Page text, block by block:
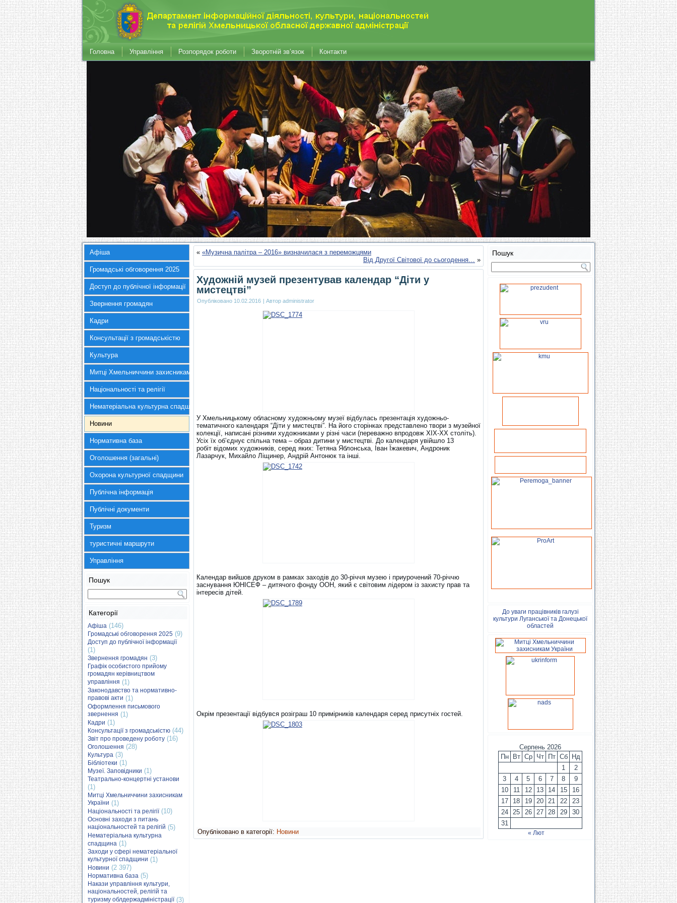
Головна Управління Розпорядок роботи Зворотній зв’язок Контакти
Афіша
Громадські обговорення 2025
Доступ до публічної інформації
Звернення громадян
Кадри
Консультації з громадськістю
Культура
Митці Хмельниччини захисникам України
Національності та релігії
Нематеріальна культурна спадщина
Новини
Нормативна база
Оголошення (загальні)
Охорона культурної спадщини
Публічна інформація
Публічні документи
Туризм
туристичні маршрути
Управління
Пошук
Категорії
Афіша (146)
Громадські обговорення 2025 (9)
Доступ до публічної інформації
(1)
Звернення громадян (3)
Графік особистого прийому
громадян керівництвом
управління (1)
Законодавство та нормативно-
правові акти (1)
Оформлення письмового
звернення (1)
Кадри (1)
Консультації з громадськістю (44)
Звіт про проведену роботу (16)
Оголошення (28)
Культура (3)
Бібліотеки (1)
Музеї. Заповідники (1)
Театрально-концертні установи
(1)
Митці Хмельниччини захисникам
України (1)
Національності та релігії(10)
Основні заходи з питань
національностей та релігій (5)
Нематеріальна культурна
спадщина (1)
Заходи у сфері нематеріальної
культурної спадщини (1)
Новини (2 397)
Нормативна база (5)
Накази управління культури,
національностей, релігій та
туризму облдержадміністрації(3)
« «Музична палітра – 2016» визначилася з переможцями
Від Другої Світової до сьогодення… »
Художній музей презентував календар “Діти у
мистецтві”
Опубліковано 10.02.2016 | Автор administrator
У Хмельницькому обласному художньому музеї відбулась презентація художньо-
тематичного календаря “Діти у мистецтві”. На його сторінках представлено твори з музейної
колекції, написані різними художниками у різні часи (переважно впродовж ХІХ-ХХ століть).
Усіх їх об’єднує спільна тема – образ дитини у мистецтві. До календаря увійшло 13
робіт відомих художників, серед яких: Тетяна Яблонська, Іван Їжакевич, Андроник
Лазарчук, Михайло Ліщинер, Андрій Антонюк та інші.
Календар вийшов друком в рамках заходів до 30-річчя музею і приурочений 70-річчю
заснування ЮНІСЕФ – дитячого фонду ООН, який є світовим лідером із захисту прав та
інтересів дітей.
Окрім презентації відбувся розіграш 10 примірників календаря серед присутніх гостей.
Опубліковано в категорії: Новини
Пошук
До уваги працівників галузі
культури Луганської та Донецької
областей
Серпень 2026
Пн
Вт Ср Чт Пт Сб
Нд
1
2
3
4 5 6 7 8
9
10
11 12 13 14 15
16
17
18 19 20 21 22
23
24
25 26 27 28 29
30
31
« Лют